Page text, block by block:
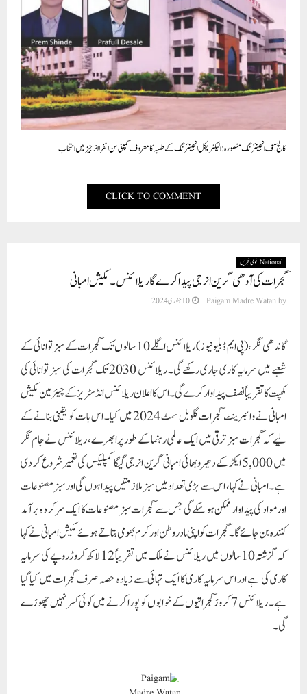
کالج آف انجینئرنگ منصورہ: الیکٹریکل انجینئرنگ کے طلبہ کا معروف کمپنی سن انفرا انرجیز میں انتخاب
CLICK TO COMMENT
National قومی خبریں
گجرات کی آدھی گرین انرجی پیدا کر ےگا ریلائنس۔ مکیش امبانی
by
Paigam Madre Watan 10 جنوری 2024
گاندھی نگر،(پی ایم ڈبلیو نیوز) ریلائنس اگلے 10 سالوں تک گجرات کے سبز توانائی کے
شعبے میں سرمایہ کاری جاری رکھے گی۔ ریلائنس 2030 تک گجرات کی سبز توانائی کی
کھپت کا تقریباً نصف پیداوار کرے گی۔ اس کا اعلان ریلائنس انڈسٹریز کے چیئرمین مکیش
امبانی نے وائبرینٹ گجرات گلوبل سمٹ 2024 میں کیا۔ اس بات کو یقینی بنانے کے
لیے کہ گجرات سبز ترقی میں ایک عالمی رہنما کے طور پر ابھرے، ریلائنس نے جام نگر
میں 5,000 ایکڑ کے دھیرو بھائی امبانی گرین انرجی گیگا کمپلیکس کی تعمیر شروع کر دی
ہے۔ امبانی نے کہا، اس سے بڑی تعداد میں سبز ملازمتیں پیدا ہوں گی اور سبز مصنوعات
اور مواد کی پیداوار ممکن ہو سکے گی جس سے گجرات سبز مصنوعات کا ایک سرکردہ برآمد
کنندہ بن جائے گا۔ گجرات کو اپنی مادر وطن اور کرم بھومی بتاتے ہوئے مکیش امبانی نے کہا
کہ گزشتہ 10 سالوں میں ریلائنس نے ملک میں تقریباً 12 لاکھ کروڑ روپے کی سرمایہ
کاری کی ہے اور اس سرمایہ کاری کا ایک تہائی سے زیادہ حصہ صرف گجرات میں کیا گیا
ہے۔ ریلائنس 7 کروڑ گجراتیوں کے خوابوں کو پورا کرنے میں کوئی کسر نہیں چھوڑے
گی۔